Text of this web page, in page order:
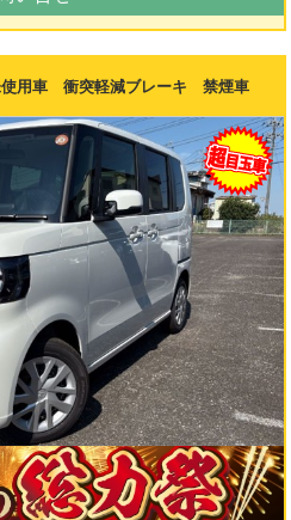
使用車 衝突軽減ブレーキ 禁煙車